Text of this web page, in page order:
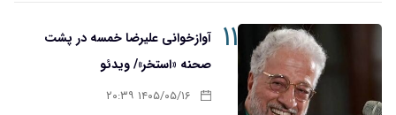
۱۱
آوازخوانی علیرضا خمسه در پشت
صحنه «استخر»/ ویدئو
۱۴۰۵/۰۵/۱۶ ۲۰:۳۹